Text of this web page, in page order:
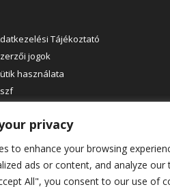
privacy
to enhance your browsing
ads or content, and analyze our
All", you consent to our use of
Tájékoztató
jogok
használata
e-könyvek festészeti